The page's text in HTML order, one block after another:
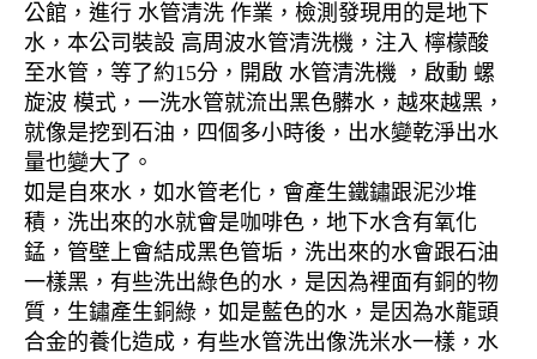
公館，進行 水管清洗 作業，檢測發現用的是地下
水，本公司裝設 高周波水管清洗機，注入 檸檬酸
至水管，等了約15分，開啟 水管清洗機 ，啟動 螺
旋波 模式，一洗水管就流出黑色髒水，越來越黑，
就像是挖到石油，四個多小時後，出水變乾淨出水
量也變大了。
如是自來水，如水管老化，會產生鐵鏽跟泥沙堆
積，洗出來的水就會是咖啡色，地下水含有氧化
錳，管壁上會結成黑色管垢，洗出來的水會跟石油
一樣黑，有些洗出綠色的水，是因為裡面有銅的物
質，生鏽產生銅綠，如是藍色的水，是因為水龍頭
合金的養化造成，有些水管洗出像洗米水一樣，水